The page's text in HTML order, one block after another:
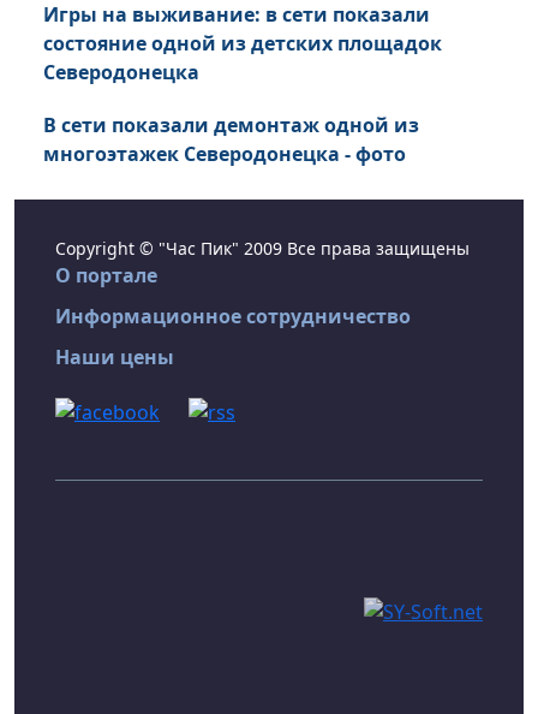
Игры на выживание: в сети показали
состояние одной из детских площадок
Северодонецка
В сети показали демонтаж одной из
многоэтажек Северодонецка - фото
Copyright © "Час Пик" 2009 Все права защищены
О портале
Информационное сотрудничество
Наши цены